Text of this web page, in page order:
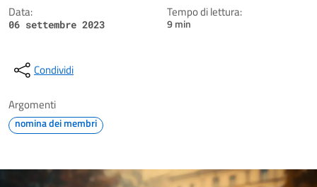
Data:
06 settembre 2023
Tempo di lettura:
9 min
Condividi
Argomenti
nomina dei membri